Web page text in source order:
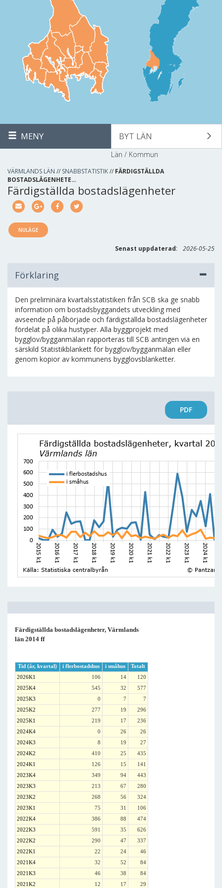
MENY BYT LÄN
Län / Kommun
VÄRMLANDS LÄN // SNABBSTATISTIK// FÄRDIGSTÄLLDA
BOSTADSLÄGENHETE…
Färdigställda bostadslägenheter
NULÄGE
Senast uppdaterad: 2026-05-25
Förklaring
Den preliminära kvartalsstatistiken från SCB ska ge snabb
information om bostadsbyggandets utveckling med
avseende på påbörjade och färdigställda bostadslägenheter
fördelat på olika hustyper. Alla byggprojekt med
bygglov/bygganmälan rapporteras till SCB antingen via en
särskild Statistikblankett för bygglov/bygganmälan eller
genom kopior av kommunens bygglovsblanketter.
PDF
Färdigställda bostadslägenheter, Värmlands
län 2014 ff
Tid (år, kvartal) i flerbostadshus i småhus
Totalt
2026K1
106 14
120
2025K4
545 32
577
2025K3
0 7
7
2025K2
277 19
296
2025K1
219 17
236
2024K4
0 26
26
2024K3
8 19
27
2024K2
410 25
435
2024K1
126 15
141
2023K4
349 94
443
2023K3
213 67
280
2023K2
268 56
324
2023K1
75 31
106
2022K4
386 88
474
2022K3
591 35
626
2022K2
290 47
337
2022K1
22 24
46
2021K4
32 52
84
2021K3
46 38
84
2021K2
12 17 29